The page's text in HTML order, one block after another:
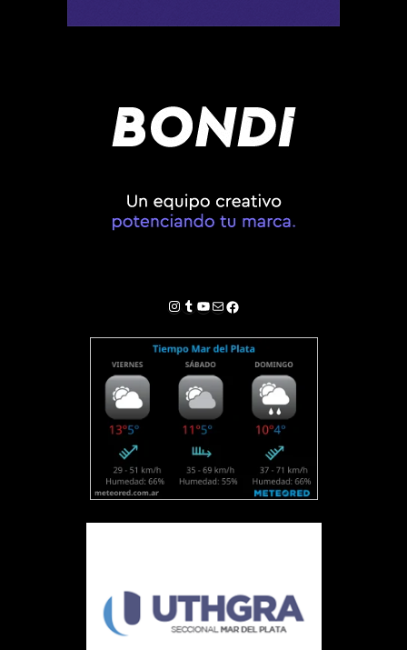
Instagram
Tumblr
YouTube
Correo electrónico
Facebook